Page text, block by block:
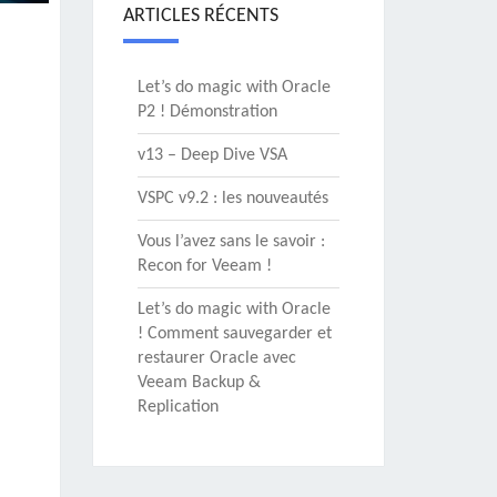
ARTICLES RÉCENTS
Let’s do magic with Oracle
P2 ! Démonstration
v13 – Deep Dive VSA
VSPC v9.2 : les nouveautés
Vous l’avez sans le savoir :
Recon for Veeam !
Let’s do magic with Oracle
! Comment sauvegarder et
restaurer Oracle avec
Veeam Backup &
Replication